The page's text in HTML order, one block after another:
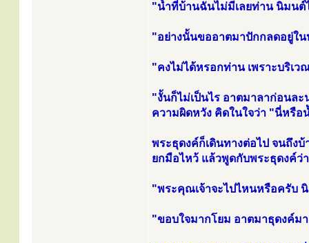
"น้ำที่บ้านฉันไม่มีเลยท่าน นิมนต์
"อย่างนั้นขออาตมาปักกลดอยู่ใ
"คงไม่ได้หรอกท่าน เพราะบริเ
"งั้นก็ไม่เป็นไร อาตมาลาก่อนล
ความผิดหวัง คิดในใจว่า "นี่หรือ
พระธุดงค์ก็เดินทางต่อไป จนถึง
ยกมือไหว้ แล้วพูดกับพระธุดงค์ว่า
"พระคุณเจ้าจะไปไหนหรือครับ
"ขอบใจมากโยม อาตมาธุดงค์ม